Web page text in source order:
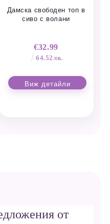
Дамска свободен топ в
сиво с волани
€32.99
64.52лв.
Виж детайли
от